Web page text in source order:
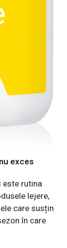
exces
este rutina
lejere,
care susțin
în care